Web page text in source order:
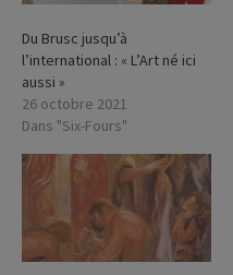
Du Brusc jusqu’à
l’international : « L’Art né ici
aussi »
26 octobre 2021
Dans "Six-Fours"